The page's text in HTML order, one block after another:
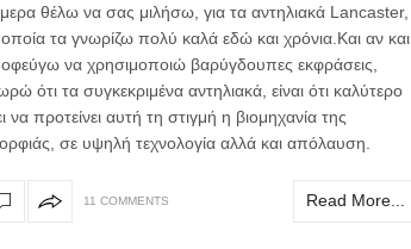
θέλω να σας μιλήσω, για τα αντηλιακά Lancaster,
τα γνωρίζω πολύ καλά εδώ και χρόνια.Και αν και,
να χρησιμοποιώ βαρύγδουπες εκφράσεις,
ότι τα συγκεκριμένα αντηλιακά, είναι ότι καλύτερο
να προτείνει αυτή τη στιγμή η βιομηχανία της
σε υψηλή τεχνολογία αλλά και απόλαυση.
11 COMMENTS Read More...